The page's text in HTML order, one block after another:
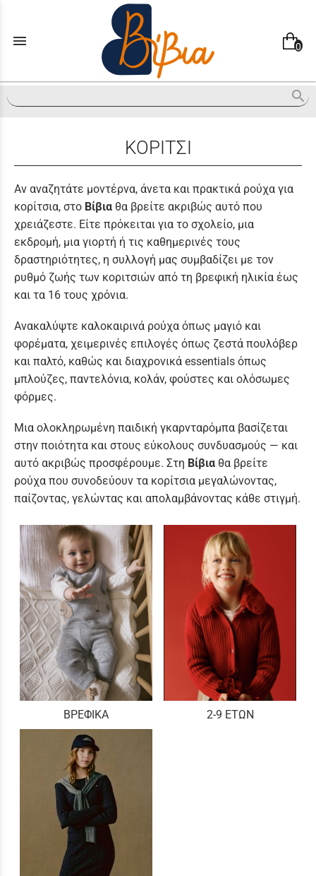
menu 0
search
ΚΟΡΙΤΣΙ
Αν αναζητάτε μοντέρνα, άνετα και πρακτικά ρούχα για
κορίτσια, στο Βίβια θα βρείτε ακριβώς αυτό που
χρειάζεστε. Είτε πρόκειται για το σχολείο, μια
εκδρομή, μια γιορτή ή τις καθημερινές τους
δραστηριότητες, η συλλογή μας συμβαδίζει με τον
ρυθμό ζωής των κοριτσιών από τη βρεφική ηλικία έως
και τα 16 τους χρόνια.
Ανακαλύψτε καλοκαιρινά ρούχα όπως μαγιό και
φορέματα, χειμερινές επιλογές όπως ζεστά πουλόβερ
και παλτό, καθώς και διαχρονικά essentials όπως
μπλούζες, παντελόνια, κολάν, φούστες και ολόσωμες
φόρμες.
Μια ολοκληρωμένη παιδική γκαρνταρόμπα βασίζεται
στην ποιότητα και στους εύκολους συνδυασμούς — και
αυτό ακριβώς προσφέρουμε. Στη Βίβια θα βρείτε
ρούχα που συνοδεύουν τα κορίτσια μεγαλώνοντας,
παίζοντας, γελώντας και απολαμβάνοντας κάθε στιγμή.
ΒΡΕΦΙΚΑ 2-9 ΕΤΩΝ